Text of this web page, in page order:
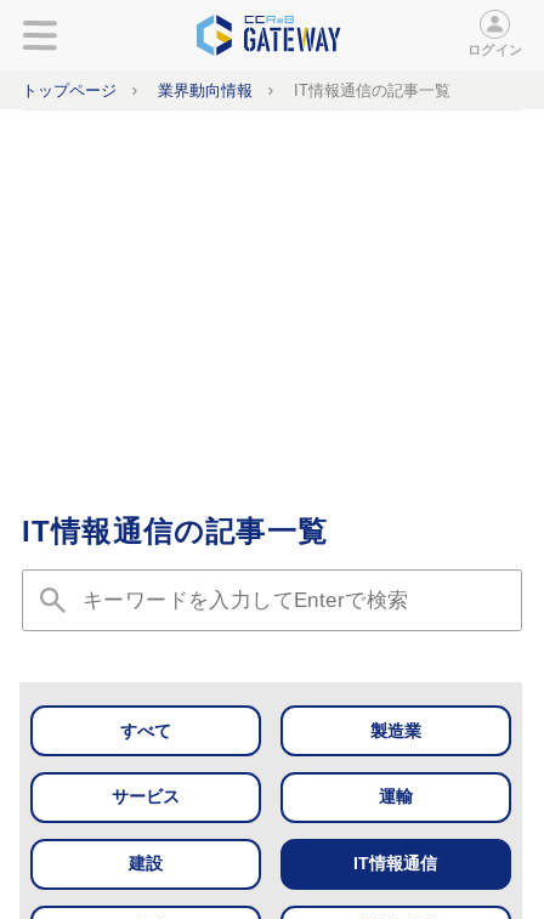
ログイン
トップページ 業界動向情報 IT情報通信の記事一覧
IT情報通信の記事一覧
すべて 製造業
サービス 運輸
建設 IT情報通信